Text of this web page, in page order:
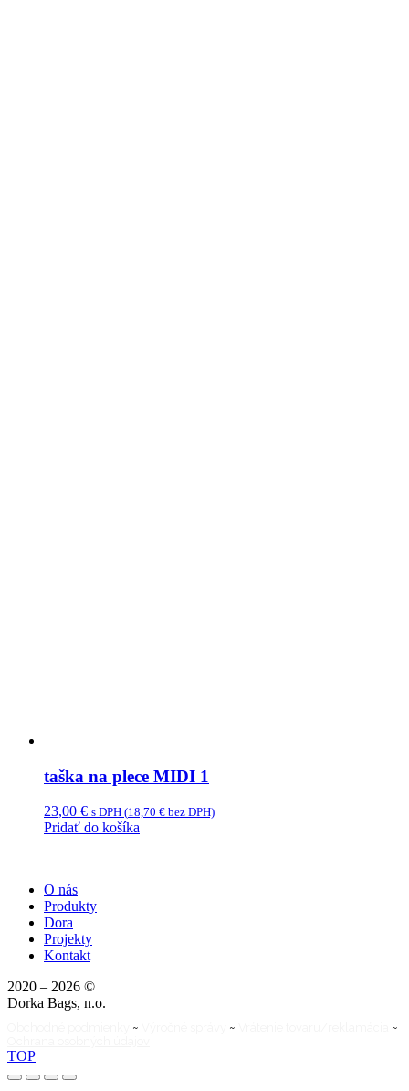
taška na plece MIDI 1
23,00 € s DPH (18,70 € bez DPH)
Pridať do košíka
O nás
Produkty
Dora
Projekty
Kontakt
2020 – 2026 ©
Dorka Bags, n.o.
~ ~
~
TOP